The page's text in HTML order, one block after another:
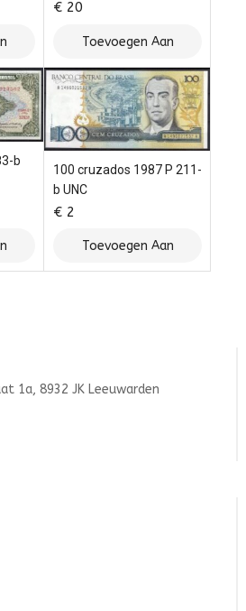
€ 20
Toevoegen Aan
Winkelwagen
b
100 cruzados 1987 P 211-
b UNC
€ 2
Toevoegen Aan
Winkelwagen
1a, 8932 JK Leeuwarden